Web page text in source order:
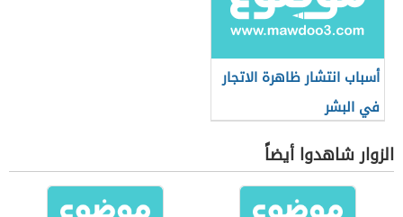
أسباب انتشار ظاهرة الاتجار
في البشر
الزوار شاهدوا أيضاً